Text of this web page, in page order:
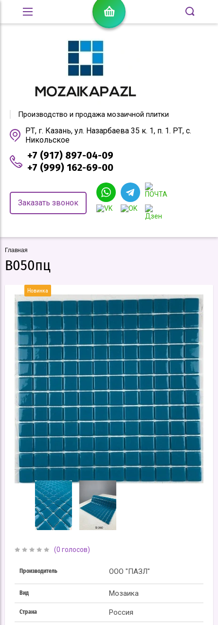
Производство и продажа мозаичной плитки
РТ, г. Казань, ул. Назарбаева 35 к. 1, п. 1. РТ, с.
Никольское
+7 (917) 897-04-09
+7 (999) 162-69-00
Заказать звонок
Главная
В050пц
(0 голосов)
Производитель ООО "ПАЗЛ"
Вид Мозаика
Страна Россия
Новинка